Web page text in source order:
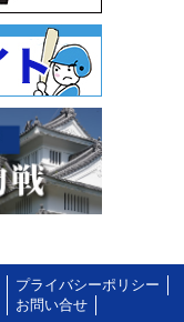
プライバシーポリシー
お問い合せ